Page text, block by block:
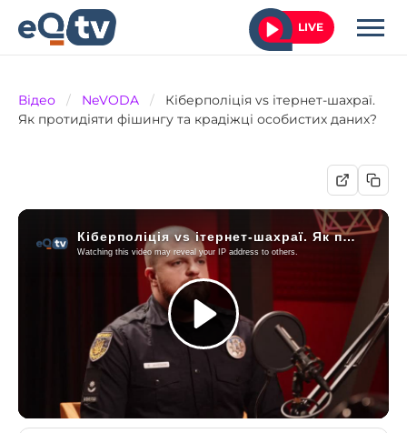
LIVE
Відео / NeVODA /
Кіберполіція vs ітернет-шахраї.
Як протидіяти фішингу та крадіжці особистих даних?